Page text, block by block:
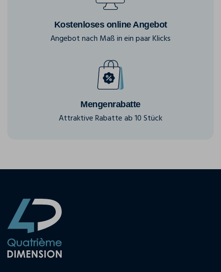
Kostenloses online Angebot
Angebot nach Maß in ein paar Klicks
Mengenrabatte
Attraktive Rabatte ab 10 Stück